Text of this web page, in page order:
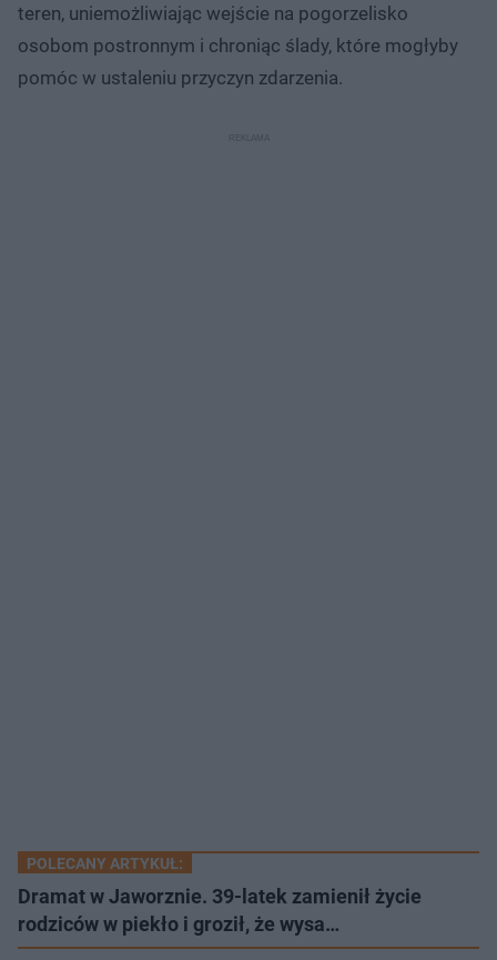
teren, uniemożliwiając wejście na pogorzelisko
osobom postronnym i chroniąc ślady, które mogłyby
pomóc w ustaleniu przyczyn zdarzenia.
POLECANY ARTYKUŁ:
Dramat w Jaworznie. 39-latek zamienił życie
rodziców w piekło i groził, że wysa…